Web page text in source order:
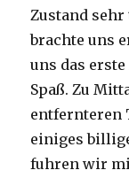
Zustand sehr
brachte uns
uns das
Spaß. Zu
entfernteren
einiges
fuhren wir